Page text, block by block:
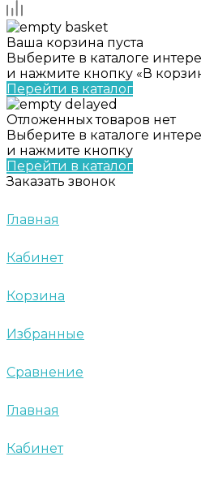
Ваша корзина пуста
Выберите в каталоге
и нажмите кнопку «В
Перейти в каталог
Отложенных товаров нет
Выберите в каталоге
и нажмите кнопку
Перейти в каталог
Заказать звонок
Главная
Кабинет
Корзина
Избранные
Сравнение
Главная
Кабинет